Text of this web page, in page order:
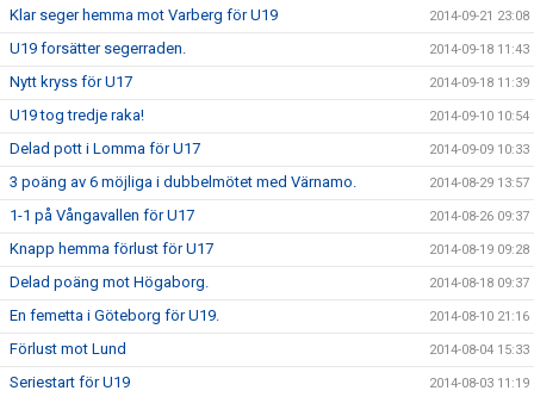
Klar seger hemma mot Varberg för U19 2014-09-21 23:08
U19 forsätter segerraden. 2014-09-18 11:43
Nytt kryss för U17 2014-09-18 11:39
U19 tog tredje raka! 2014-09-10 10:54
Delad pott i Lomma för U17 2014-09-09 10:33
3 poäng av 6 möjliga i dubbelmötet med Värnamo. 2014-08-29 13:57
1-1 på Vångavallen för U17 2014-08-26 09:37
Knapp hemma förlust för U17 2014-08-19 09:28
Delad poäng mot Högaborg. 2014-08-18 09:37
En femetta i Göteborg för U19. 2014-08-10 21:16
Förlust mot Lund 2014-08-04 15:33
Seriestart för U19 2014-08-03 11:19